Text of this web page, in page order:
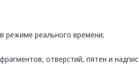
режиме реального времени;
отверстий, пятен и